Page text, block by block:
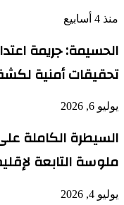
منذ 4 أسابيع
الحسيمة: جريمة
تحقيقات أمنية
يوليو 6, 2026
السيطرة الكاملة
ملوسة التابعة
يوليو 4, 2026